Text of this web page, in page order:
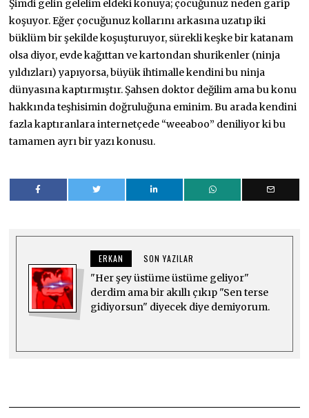
Şimdi gelin gelelim eldeki konuya; çocuğunuz neden garip
koşuyor. Eğer çocuğunuz kollarını arkasına uzatıp iki
büklüm bir şekilde koşuşturuyor, sürekli keşke bir katanam
olsa diyor, evde kağıttan ve kartondan shurikenler (ninja
yıldızları) yapıyorsa, büyük ihtimalle kendini bu ninja
dünyasına kaptırmıştır. Şahsen doktor değilim ama bu konu
hakkında teşhisimin doğruluğuna eminim. Bu arada kendini
fazla kaptıranlara internetçede “weeaboo” deniliyor ki bu
tamamen ayrı bir yazı konusu.
ERKAN SON YAZILAR
"Her şey üstüme üstüme geliyor"
derdim ama bir akıllı çıkıp "Sen terse
gidiyorsun" diyecek diye demiyorum.